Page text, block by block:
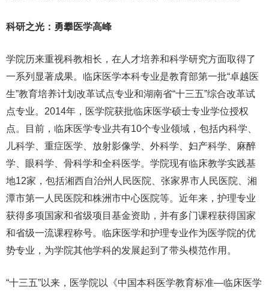
科研之光：勇攀医学高峰
学院历来重视科教相长，在人才培养和科学研究方面取得了
一系列显著成果。临床医学本科专业是教育部第一批“卓越医
生”教育培养计划改革试点专业和湖南省“十三五”综合改革试
点专业。2014年，医学院获批临床医学硕士专业学位授权
点。目前，临床医学专业共有10个专业领域，包括内科学、
儿科学、重症医学、放射影像学、外科学、妇产科学、麻醉
学、眼科学、骨科学和全科医学。学院现有临床教学实践基
地12家，包括湘西自治州人民医院、张家界市人民医院、湘
潭市第一人民医院和株洲市中心医院等。近年来，护理专业
获得多项国家和省级项目基金资助，并有多门课程获得国家
和省级一流课程称号。临床医学和护理专业作为医学院的优
势专业，为学院其他学科的发展起到了带头模范作用。
“十三五”以来，医学院以《中国本科医学教育标准—临床医学